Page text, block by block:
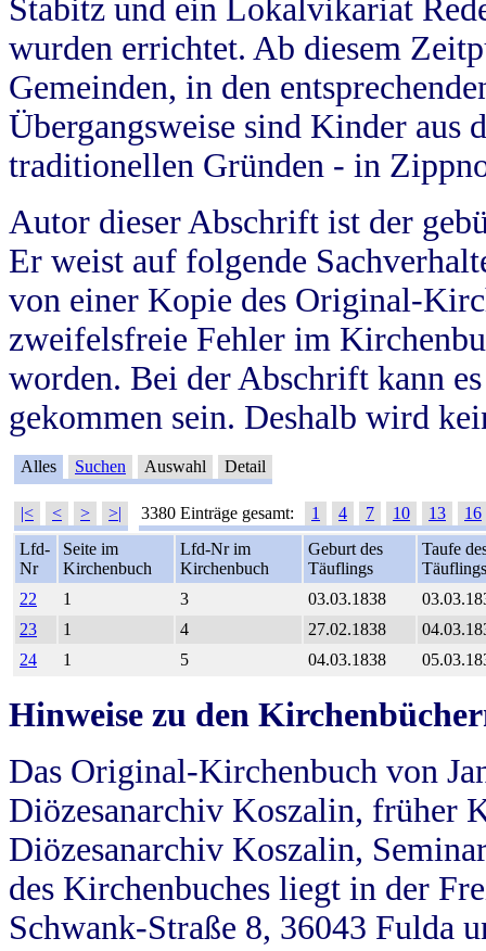
Stabitz und ein Lokalvikariat
wurden errichtet. Ab diesem
Gemeinden, in den
Übergangsweise sind Kinder aus
traditionellen Gründen - in
Autor dieser Abschrift ist der
Er weist auf folgende
von einer Kopie des Original-
zweifelsfreie Fehler im
worden. Bei der Abschrift kann
gekommen sein. Deshalb wird
Alles Suchen Auswahl Detail
|< < > >| 3380 Einträge gesamt: 1 4 7 10 13
16
Lfd-
Nr
Seite im
Kirchenbuch
Lfd-Nr im
Kirchenbuch
Geburt des
Täuflings
Taufe
Täuflings
22
1 3 03.03.1838
23
1 4 27.02.1838
24
1 5 04.03.1838
Hinweise zu den
Das Original-Kirchenbuch von
Diözesanarchiv Koszalin, früher
Diözesanarchiv Koszalin,
des Kirchenbuches liegt in der
Schwank-Straße 8, 36043 Fulda